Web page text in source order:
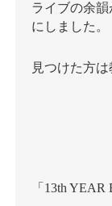
ライブの余
にしました。
見つけた方は
「13th